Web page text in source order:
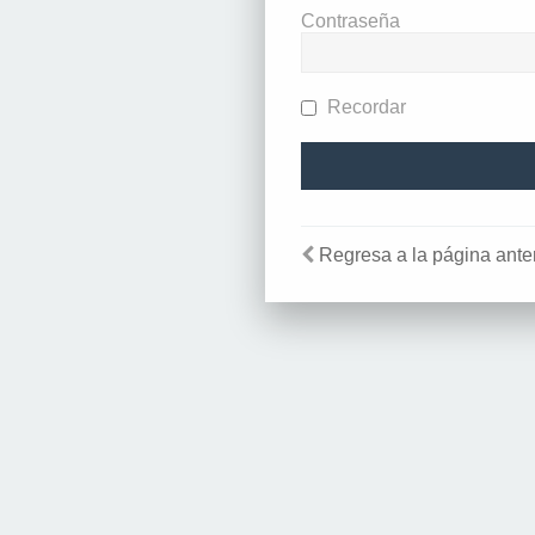
Contraseña
Recordar
Regresa a la página